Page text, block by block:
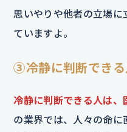
思いやりや他者の立場
ていますよ。
③冷静に判断できる
冷静に判断できる人は、
の業界では、人々の命に